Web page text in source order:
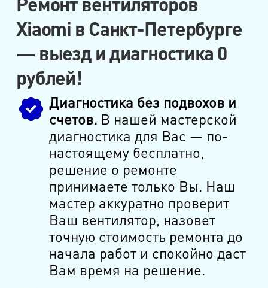
Xiaomi в Санкт-Петербурге
— выезд и диагностика 0
рублей!
Диагностика без подвохов и
счетов.В нашей мастерской
диагностика для Вас — по-
настоящему бесплатно,
решение о ремонте
принимаете только Вы. Наш
мастер аккуратно проверит
Ваш вентилятор, назовет
точную стоимость ремонта до
начала работ и спокойно даст
Вам время на решение.